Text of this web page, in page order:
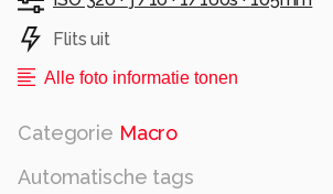
Flits uit
Alle foto informatie tonen
Categorie Macro
Automatische tags